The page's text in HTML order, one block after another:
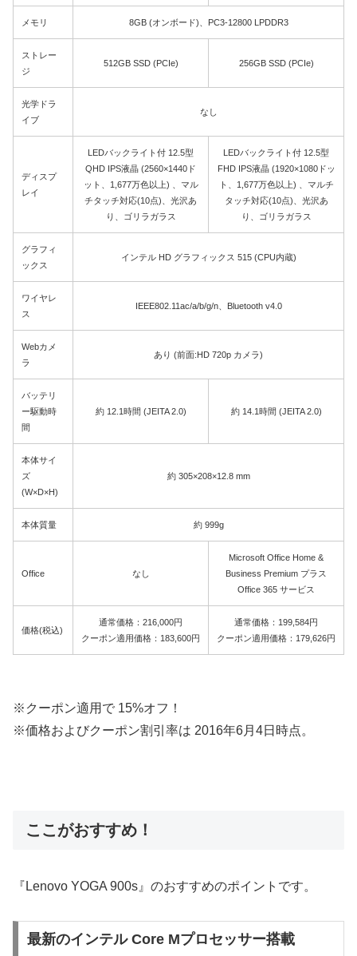
メモリ 8GB (オンボード)、PC3-12800 LPDDR3
ストレー
ジ
512GB SSD (PCIe) 256GB SSD (PCIe)
光学ドラ
イブ
なし
ディスプ
レイ
LEDバックライト付 12.5型
QHD IPS液晶 (2560×1440ド
ット、1,677万色以上) 、マル
チタッチ対応(10点)、光沢あ
り、ゴリラガラス
LEDバックライト付 12.5型
FHD IPS液晶 (1920×1080ドッ
ト、1,677万色以上) 、マルチ
タッチ対応(10点)、光沢あ
り、ゴリラガラス
グラフィ
ックス
インテル HD グラフィックス 515 (CPU内蔵)
ワイヤレ
ス
IEEE802.11ac/a/b/g/n、Bluetooth v4.0
Webカメ
ラ
あり (前面:HD 720p カメラ)
バッテリ
ー駆動時
間
約 12.1時間 (JEITA 2.0) 約 14.1時間 (JEITA 2.0)
本体サイ
ズ
(W×D×H)
約 305×208×12.8 mm
本体質量 約 999g
Office なし
Microsoft Office Home &
Business Premium プラス
Office 365 サービス
価格(税込)
通常価格：216,000円
クーポン適用価格：183,600円
通常価格：199,584円
クーポン適用価格：179,626円
※クーポン適用で 15%オフ！
※価格およびクーポン割引率は 2016年6月4日時点。
ここがおすすめ！
『Lenovo YOGA 900s』のおすすめのポイントです。
最新のインテル Core Mプロセッサー搭載